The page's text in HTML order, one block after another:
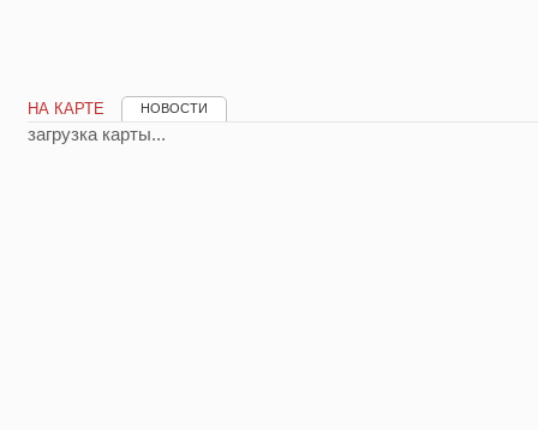
НА КАРТЕ НОВОСТИ
загрузка карты...